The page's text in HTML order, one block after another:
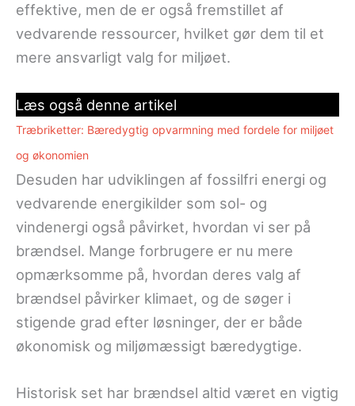
effektive, men de er også fremstillet af
vedvarende ressourcer, hvilket gør dem til et
mere ansvarligt valg for miljøet.
Læs også denne artikel
Træbriketter: Bæredygtig opvarmning med fordele for miljøet
og økonomien
Desuden har udviklingen af fossilfri energi og
vedvarende energikilder som sol- og
vindenergi også påvirket, hvordan vi ser på
brændsel. Mange forbrugere er nu mere
opmærksomme på, hvordan deres valg af
brændsel påvirker klimaet, og de søger i
stigende grad efter løsninger, der er både
økonomisk og miljømæssigt bæredygtige.
Historisk set har brændsel altid været en vigtig